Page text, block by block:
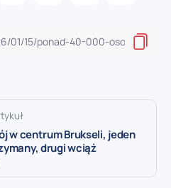
w centrum Brukseli, jeden
drugi wciąż